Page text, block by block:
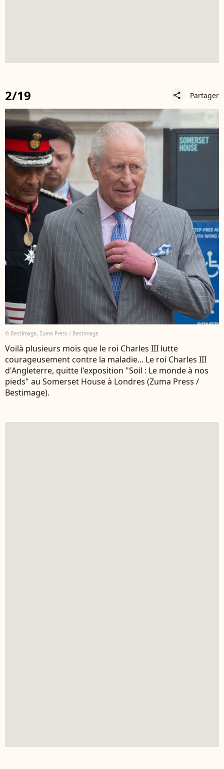
2/19 share Partager
© BestImage, Zuma Press / Bestimage
Voilà plusieurs mois que le roi Charles III lutte
courageusement contre la maladie... Le roi Charles III
d'Angleterre, quitte l'exposition "Soil : Le monde à nos
pieds" au Somerset House à Londres (Zuma Press /
Bestimage).